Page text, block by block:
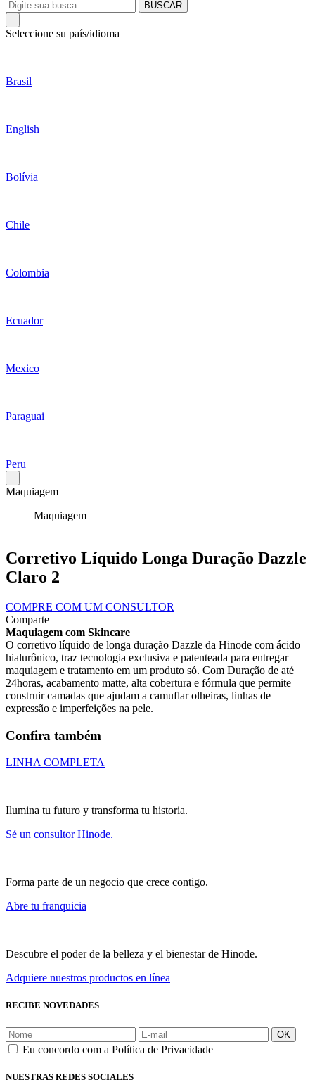
BUSCAR
Seleccione su país/idioma
Brasil
English
Bolívia
Chile
Colombia
Ecuador
Mexico
Paraguai
Peru
Maquiagem
Maquiagem
Corretivo Líquido Longa Duração Dazzle
Claro 2
COMPRE COM UM CONSULTOR
Comparte
Maquiagem com Skincare
O corretivo líquido de longa duração Dazzle da Hinode com ácido
hialurônico, traz tecnologia exclusiva e patenteada para entregar
maquiagem e tratamento em um produto só. Com Duração de até
24horas, acabamento matte, alta cobertura e fórmula que permite
construir camadas que ajudam a camuflar olheiras, linhas de
expressão e imperfeições na pele.
Confira também
LINHA COMPLETA
Ilumina tu futuro y transforma tu historia.
Sé un consultor Hinode.
Forma parte de un negocio que crece contigo.
Abre tu franquicia
Descubre el poder de la belleza y el bienestar de Hinode.
Adquiere nuestros productos en línea
RECIBE NOVEDADES
OK
Eu concordo com a Política de Privacidade
NUESTRAS REDES SOCIALES